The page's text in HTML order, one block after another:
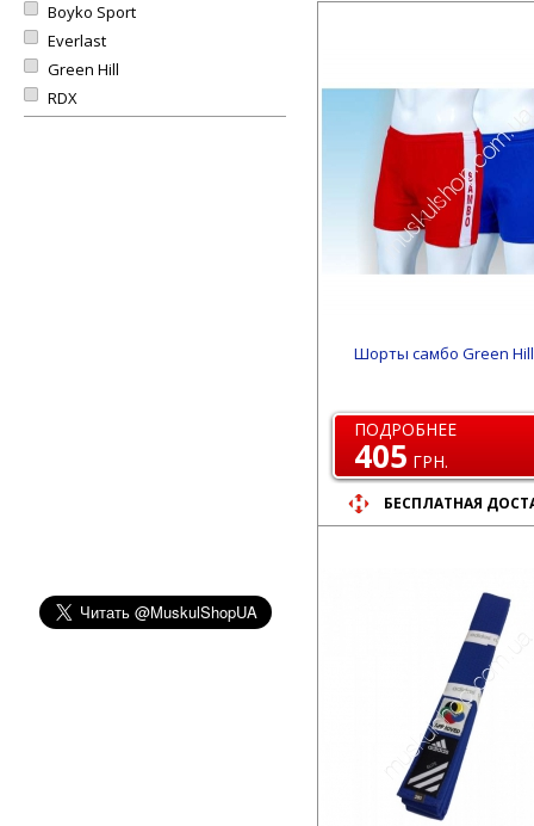
Boyko Sport
Everlast
Green Hill
RDX
Шорты самбо Green
ПОДРОБНЕЕ
405 ГРН.
БЕСПЛАТНАЯ